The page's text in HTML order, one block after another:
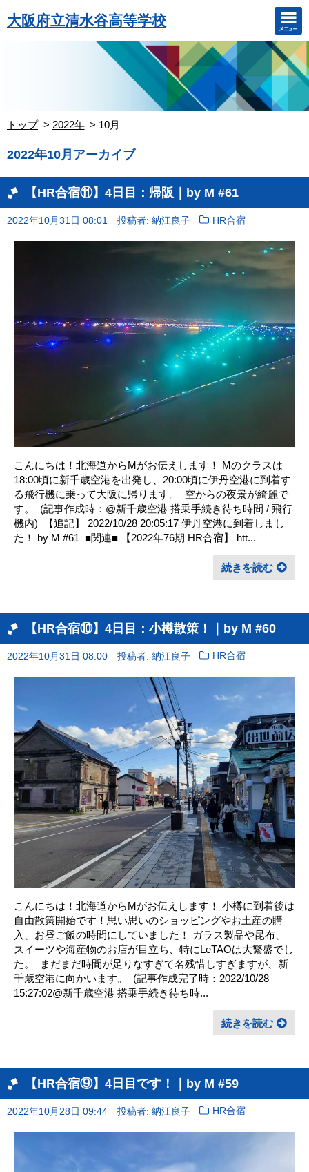
大阪府立清水谷高等学校
トップ 2022年 10月
2022年10月アーカイブ
【HR合宿⑪】4日目：帰阪｜by M #61
2022年10月31日 08:01 投稿者: 納江良子 HR合宿
こんにちは！北海道からMがお伝えします！ Mのクラスは
18:00頃に新千歳空港を出発し、20:00頃に伊丹空港に到着す
る飛行機に乗って大阪に帰ります。 ㅤ 空からの夜景が綺麗で
す。 ㅤ (記事作成時：@新千歳空港 搭乗手続き待ち時間 / 飛行
機内) ㅤ 【追記】 2022/10/28 20:05:17 伊丹空港に到着しまし
た！ by M #61 ㅤ ■関連■ 【2022年76期 HR合宿】 htt...
続きを読む
【HR合宿⑩】4日目：小樽散策！｜by M #60
2022年10月31日 08:00 投稿者: 納江良子 HR合宿
こんにちは！北海道からMがお伝えします！ 小樽に到着後は
自由散策開始です！思い思いのショッピングやお土産の購
入、お昼ご飯の時間にしていました！ ガラス製品や昆布、
スイーツや海産物のお店が目立ち、特にLeTAOは大繁盛でし
た。 ㅤ まだまだ時間が足りなすぎて名残惜しすぎますが、新
千歳空港に向かいます。 ㅤ (記事作成完了時：2022/10/28
15:27:02@新千歳空港 搭乗手続き待ち時...
続きを読む
【HR合宿⑨】4日目です！｜by M #59
2022年10月28日 09:44 投稿者: 納江良子 HR合宿